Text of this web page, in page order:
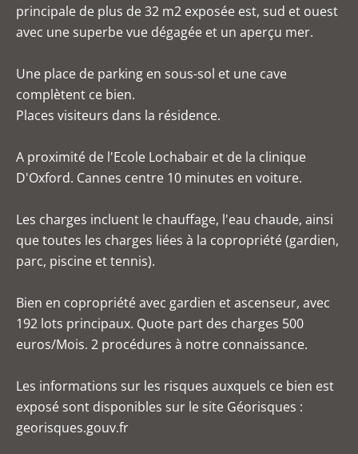
principale de plus de 32 m2 exposée est, sud et ouest
avec une superbe vue dégagée et un aperçu mer.
Une place de parking en sous-sol et une cave
complètent ce bien.
Places visiteurs dans la résidence.
A proximité de l'Ecole Lochabair et de la clinique
D'Oxford. Cannes centre 10 minutes en voiture.
Les charges incluent le chauffage, l'eau chaude, ainsi
que toutes les charges liées à la copropriété (gardien,
parc, piscine et tennis).
Bien en copropriété avec gardien et ascenseur, avec
192 lots principaux. Quote part des charges 500
euros/Mois. 2 procédures à notre connaissance.
Les informations sur les risques auxquels ce bien est
exposé sont disponibles sur le site Géorisques :
georisques.gouv.fr